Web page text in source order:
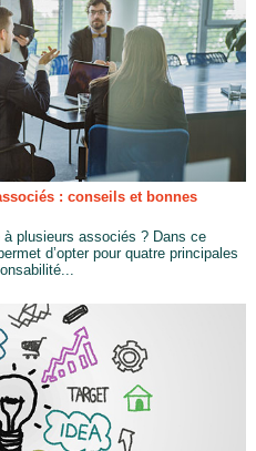
: conseils et bonnes
plusieurs associés ? Dans ce
d’opter pour quatre principales